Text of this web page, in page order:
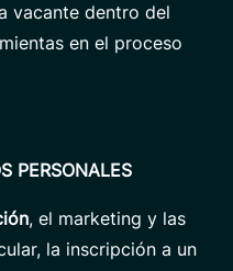
vacante dentro del
en el proceso
PERSONALES
, el marketing y las
la inscripción a un